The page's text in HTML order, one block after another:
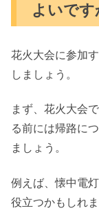
よいです
花火大会に参加
しましょう。
まず、花火大会
る前には帰路に
ましょう。
例えば、懐中電
役立つかもしれま